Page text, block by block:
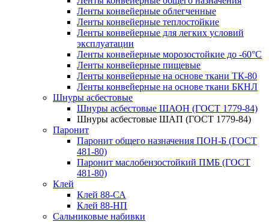
Ленты конвейерные облегченные
Ленты конвейерные теплостойкие
Ленты конвейерные для легких условий
эксплуатации
Ленты конвейерные морозостойкие до -60°С
Ленты конвейерные пищевые
Ленты конвейерные на основе ткани ТК-80
Ленты конвейерные на основе ткани БКНЛ
Шнуры асбестовые
Шнуры асбестовые ШАОН (ГОСТ 1779-84)
Шнуры асбестовые ШАП (ГОСТ 1779-84)
Паронит
Паронит общего назначения ПОН-Б (ГОСТ
481-80)
Паронит маслобензостойкий ПМБ (ГОСТ
481-80)
Клей
Клей 88-СА
Клей 88-НП
Сальниковые набивки